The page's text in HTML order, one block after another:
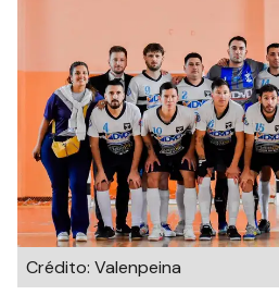
Crédito: Valenpeina